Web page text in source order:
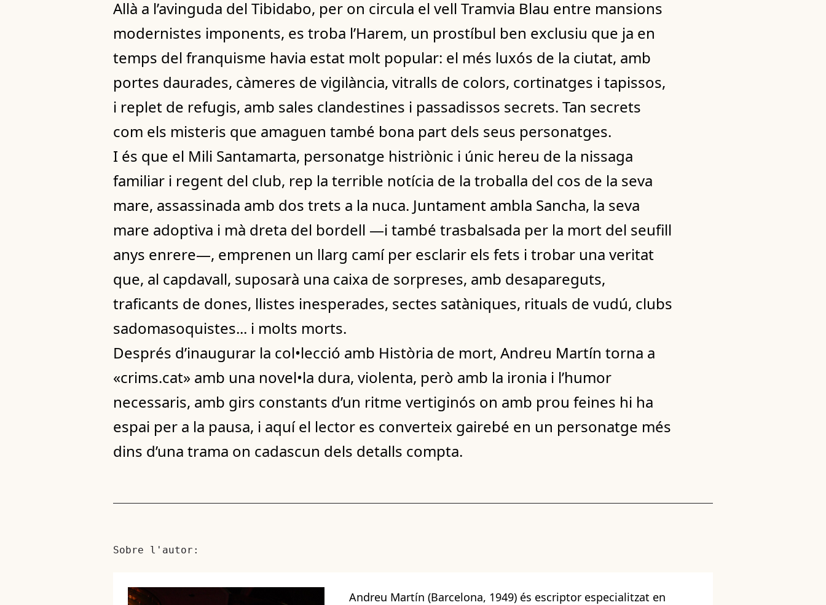
Allà a l’avinguda del Tibidabo, per on circula el vell Tramvia Blau entre mansions
modernistes imponents, es troba l’Harem, un prostíbul ben exclusiu que ja en
temps del franquisme havia estat molt popular: el més luxós de la ciutat, amb
portes daurades, càmeres de vigilància, vitralls de colors, cortinatges i tapissos,
i replet de refugis, amb sales clandestines i passadissos secrets. Tan secrets
com els misteris que amaguen també bona part dels seus personatges.
I és que el Mili Santamarta, personatge histriònic i únic hereu de la nissaga
familiar i regent del club, rep la terrible notícia de la troballa del cos de la seva
mare, assassinada amb dos trets a la nuca. Juntament ambla Sancha, la seva
mare adoptiva i mà dreta del bordell —i també trasbalsada per la mort del seufill
anys enrere—, emprenen un llarg camí per esclarir els fets i trobar una veritat
que, al capdavall, suposarà una caixa de sorpreses, amb desapareguts,
traficants de dones, llistes inesperades, sectes satàniques, rituals de vudú, clubs
sadomasoquistes... i molts morts.
Després d’inaugurar la col•lecció amb Història de mort, Andreu Martín torna a
«crims.cat» amb una novel•la dura, violenta, però amb la ironia i l’humor
necessaris, amb girs constants d’un ritme vertiginós on amb prou feines hi ha
espai per a la pausa, i aquí el lector es converteix gairebé en un personatge més
dins d’una trama on cadascun dels detalls compta.
Sobre l'autor:
Andreu Martín (Barcelona, 1949) és escriptor especialitzat en